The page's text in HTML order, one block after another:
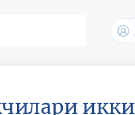
икки